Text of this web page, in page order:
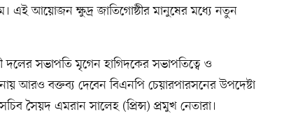
এই আয়োজন ক্ষুদ্র জাতিগোষ্ঠীর মানুষের মধ্যে নতুন
দলের সভাপতি মৃগেন হাগিদকের সভাপতিত্বে ও
আরও বক্তব্য দেবেন বিএনপি চেয়ারপারসনের উপদেষ্টা
সৈয়দ এমরান সালেহ (প্রিন্স) প্রমুখ নেতারা।